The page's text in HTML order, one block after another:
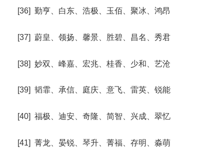
[36] 勤亨、白东、浩极、玉佰、聚冰、鸿昂
[37] 蔚皇、领扬、馨景、胜碧、昌名、秀君
[38] 妙双、峰嘉、宏兆、桂香、少和、艺沧
[39] 韬霏、承信、庭庆、意飞、雷英、锐能
[40] 福极、迪安、奇隆、简智、兴成、翠忆
[41] 菁龙、晏锐、琴升、菁福、存明、淼萌